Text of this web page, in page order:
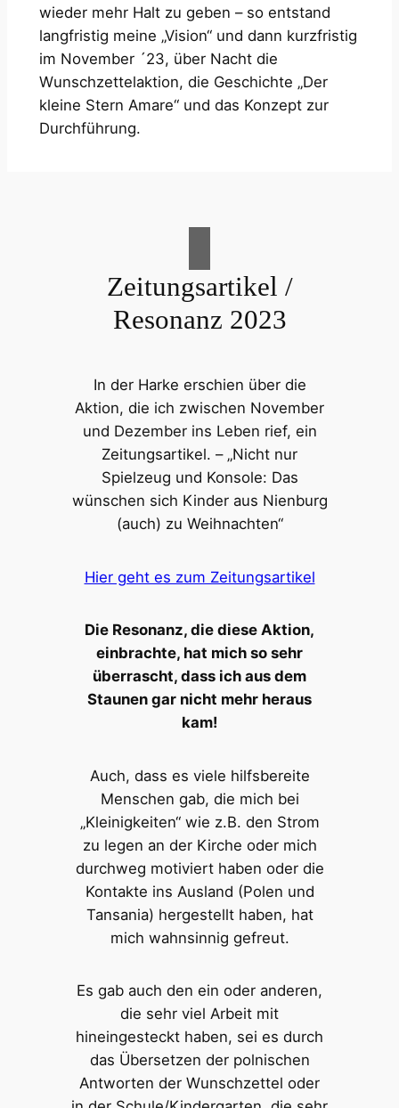
wieder mehr Halt zu geben – so entstand
langfristig meine „Vision“ und dann kurzfristig
im November ´23, über Nacht die
Wunschzettelaktion, die Geschichte „Der
kleine Stern Amare“ und das Konzept zur
Durchführung.
Zeitungsartikel /
Resonanz 2023
In der Harke erschien über die
Aktion, die ich zwischen November
und Dezember ins Leben rief, ein
Zeitungsartikel. – „Nicht nur
Spielzeug und Konsole: Das
wünschen sich Kinder aus Nienburg
(auch) zu Weihnachten“
Hier geht es zum Zeitungsartikel
Die Resonanz, die diese Aktion,
einbrachte, hat mich so sehr
überrascht, dass ich aus dem
Staunen gar nicht mehr heraus
kam!
Auch, dass es viele hilfsbereite
Menschen gab, die mich bei
„Kleinigkeiten“ wie z.B. den Strom
zu legen an der Kirche oder mich
durchweg motiviert haben oder die
Kontakte ins Ausland (Polen und
Tansania) hergestellt haben, hat
mich wahnsinnig gefreut.
Es gab auch den ein oder anderen,
die sehr viel Arbeit mit
hineingesteckt haben, sei es durch
das Übersetzen der polnischen
Antworten der Wunschzettel oder